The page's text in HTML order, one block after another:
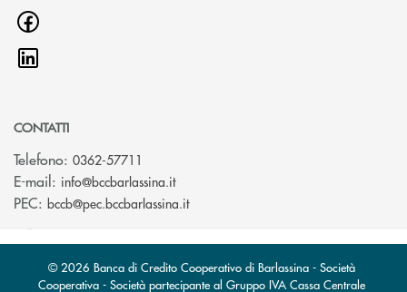
CONTATTI
Telefono: 0362-57711
E-mail: info@bccbarlassina.it(si apre l’app di posta elettronica)
PEC: bccb@pec.bccbarlassina.it(si apre l’app di posta elettronica)
© 2026 Banca di Credito Cooperativo di Barlassina - Società
Cooperativa - Società partecipante al Gruppo IVA Cassa Centrale